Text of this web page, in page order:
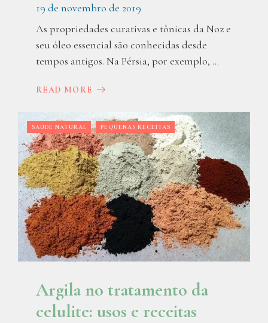
19 de novembro de 2019
As propriedades curativas e tônicas da Noz e
seu óleo essencial são conhecidas desde
tempos antigos. Na Pérsia, por exemplo, ...
READ MORE
SAÚDE NATURAL PEQUENAS RECEITAS
Argila no tratamento da
celulite: usos e receitas